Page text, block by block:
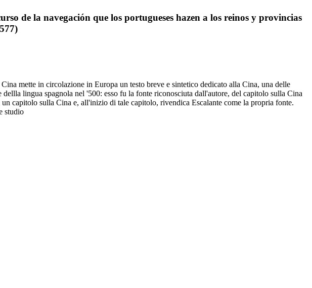
de la navegación que los portugueses hazen a los reinos y provincias
mette in circolazione in Europa un testo breve e sintetico dedicato alla Cina, una delle
lingua spagnola nel '500: esso fu la fonte riconosciuta dall'autore, del capitolo sulla Cina
capitolo sulla Cina e, all'inizio di tale capitolo, rivendica Escalante come la propria fonte.
studio